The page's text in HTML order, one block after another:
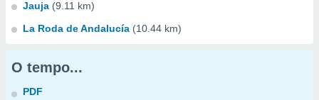
Jauja (9.11 km)
La Roda de Andalucía (10.44 km)
O tempo...
PDF